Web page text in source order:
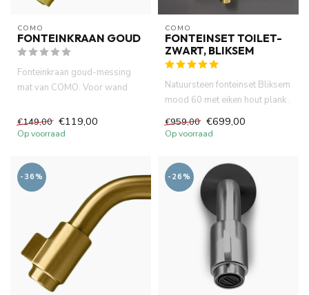
COMO
FONTEINKRAAN GOUD
Fonteinkraan goud-messing
mat van COMO. Voor wand
neop...
€149,00 €119,00
Op voorraad
COMO
FONTEINSET TOILET-
ZWART, BLIKSEM
Natuursteen fonteinset Bliksem
mood 60 met eiken hout plank .
Incl. messing gou...
€959,00 €699,00
Op voorraad
-36% -26%